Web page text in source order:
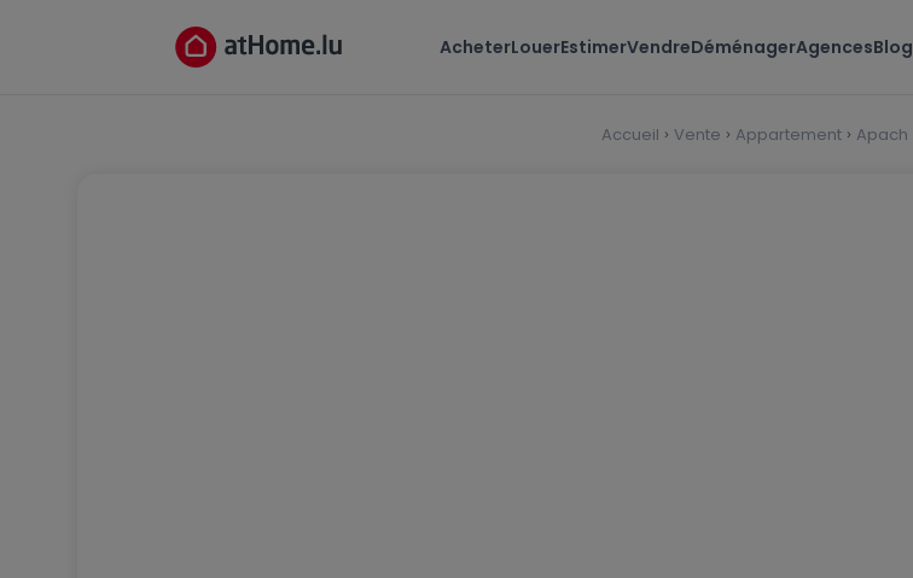
AcheterLouerEstimerVendreDéménagerAgencesBlog
Accueil Vente Appartement Apach